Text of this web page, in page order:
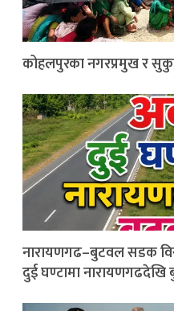
कोहलपुरका नगरप्रमुख र
नारायणगढ–बुटवल सडक
दुई घण्टामा